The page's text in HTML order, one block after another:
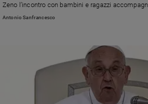
Zeno l’incontro con bambini e ragazzi
All’Arena il dialogo con i Movimenti popolari sui
Antonio Sanfrancesco